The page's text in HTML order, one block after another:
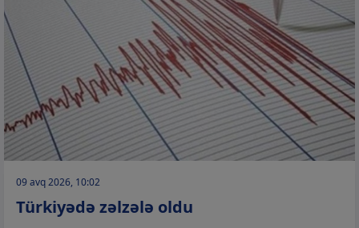
09 avq 2026, 10:02
Türkiyədə zəlzələ oldu